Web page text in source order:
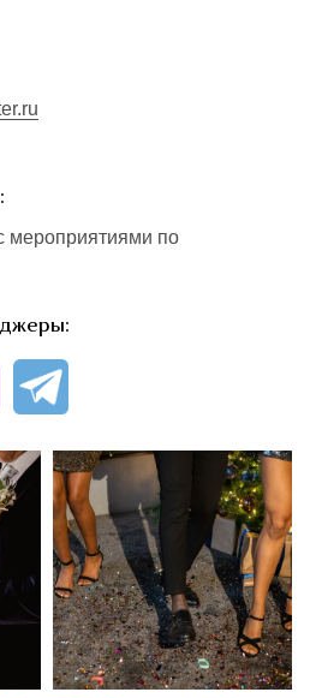
мероприятиями по